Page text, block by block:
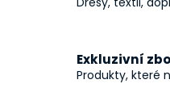
Exkluzivní
Produkty, které